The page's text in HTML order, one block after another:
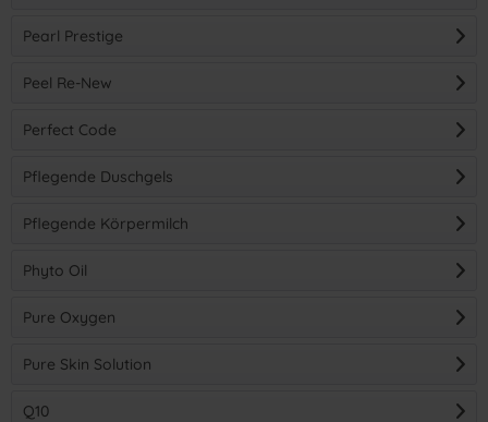
Pearl Prestige
Peel Re-New
Perfect Code
Pflegende Duschgels
Pflegende Körpermilch
Phyto Oil
Pure Oxygen
Pure Skin Solution
Q10